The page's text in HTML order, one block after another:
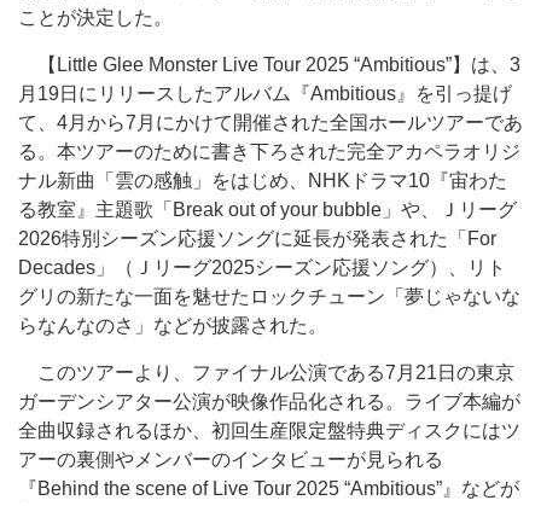
ことが決定した。
【Little Glee Monster Live Tour 2025 “Ambitious”】は、3
月19日にリリースしたアルバム『Ambitious』を引っ提げ
て、4月から7月にかけて開催された全国ホールツアーであ
る。本ツアーのために書き下ろされた完全アカペラオリジ
ナル新曲「雲の感触」をはじめ、NHKドラマ10『宙わた
る教室』主題歌「Break out of your bubble」や、Ｊリーグ
2026特別シーズン応援ソングに延長が発表された「For
Decades」（Ｊリーグ2025シーズン応援ソング）、リト
グリの新たな一面を魅せたロックチューン「夢じゃないな
らなんなのさ」などが披露された。
このツアーより、ファイナル公演である7月21日の東京
ガーデンシアター公演が映像作品化される。ライブ本編が
全曲収録されるほか、初回生産限定盤特典ディスクにはツ
アーの裏側やメンバーのインタビューが見られる
『Behind the scene of Live Tour 2025 “Ambitious”』などが